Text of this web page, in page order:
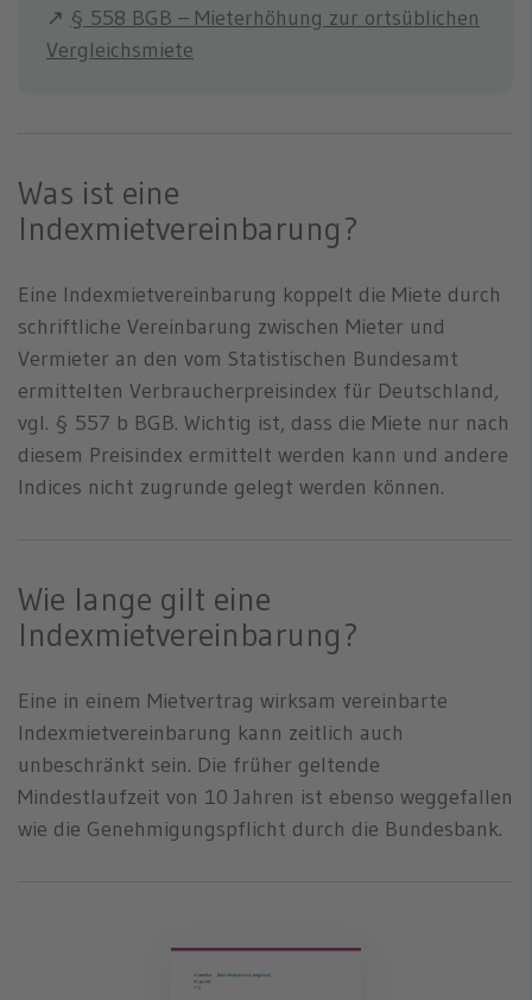
↗ § 558 BGB – Mieterhöhung zur ortsüblichen
Vergleichsmiete
Was ist eine
Indexmietvereinbarung?
Eine Indexmietvereinbarung koppelt die Miete durch
schriftliche Vereinbarung zwischen Mieter und
Vermieter an den vom Statistischen Bundesamt
ermittelten Verbraucherpreisindex für Deutschland,
vgl. § 557 b BGB. Wichtig ist, dass die Miete nur nach
diesem Preisindex ermittelt werden kann und andere
Indices nicht zugrunde gelegt werden können.
Wie lange gilt eine
Indexmietvereinbarung?
Eine in einem Mietvertrag wirksam vereinbarte
Indexmietvereinbarung kann zeitlich auch
unbeschränkt sein. Die früher geltende
Mindestlaufzeit von 10 Jahren ist ebenso weggefallen
wie die Genehmigungspflicht durch die Bundesbank.